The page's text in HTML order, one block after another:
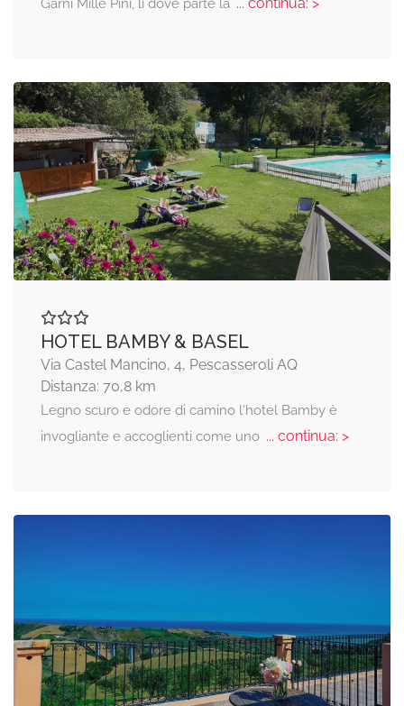
Garnì Mille Pini, lì dove parte la... continua: >
HOTEL BAMBY & BASEL
Via Castel Mancino, 4, Pescasseroli AQ
Distanza: 70,8 km
Legno scuro e odore di camino l'hotel Bamby è
invogliante e accoglienti come uno... continua: >